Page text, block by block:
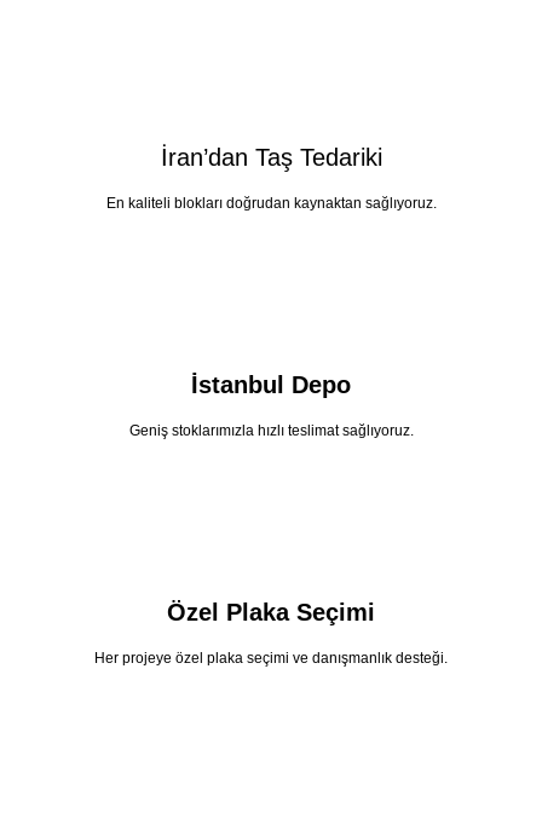
İran’dan Taş Tedariki
En kaliteli blokları doğrudan kaynaktan sağlıyoruz.
İstanbul Depo
Geniş stoklarımızla hızlı teslimat sağlıyoruz.
Özel Plaka Seçimi
Her projeye özel plaka seçimi ve danışmanlık desteği.